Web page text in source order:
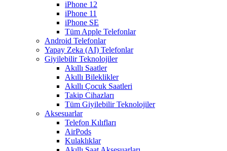
iPhone 12
iPhone 11
iPhone SE
Tüm Apple Telefonlar
Android Telefonlar
Yapay Zeka (AI) Telefonlar
Giyilebilir Teknolojiler
Akıllı Saatler
Akıllı Bileklikler
Akıllı Çocuk Saatleri
Takip Cihazları
Tüm Giyilebilir Teknolojiler
Aksesuarlar
Telefon Kılıfları
AirPods
Kulaklıklar